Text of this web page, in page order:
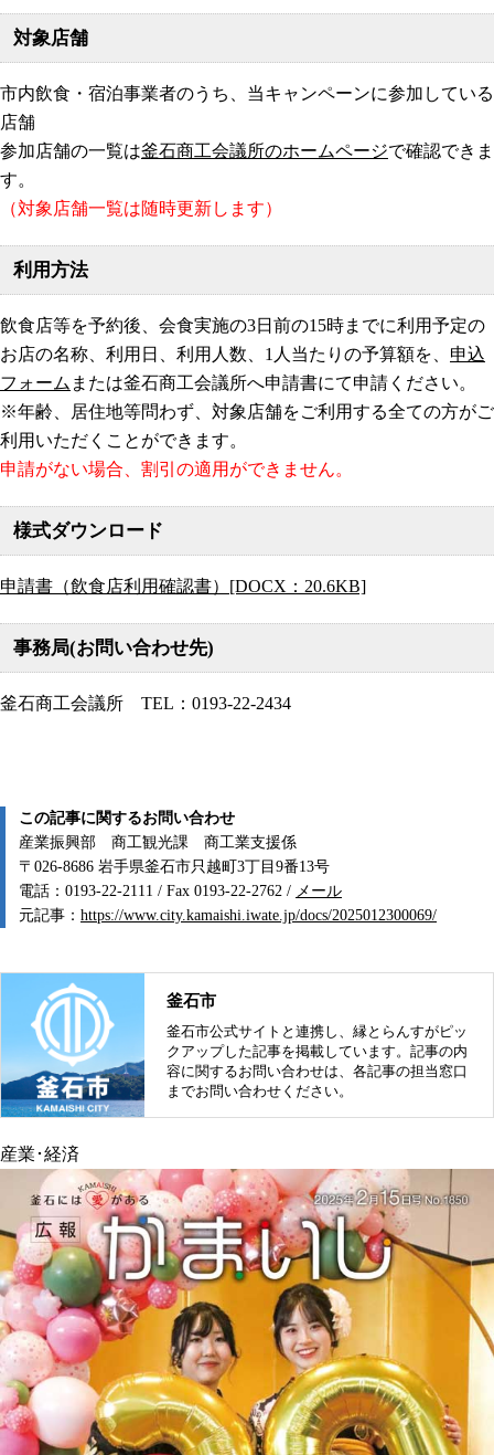
対象店舗
市内飲食・宿泊事業者のうち、当キャンペーンに参加している
店舗
参加店舗の一覧は釜石商工会議所のホームページで確認できま
す。
（対象店舗一覧は随時更新します）
利用方法
飲食店等を予約後、会食実施の3日前の15時までに利用予定の
お店の名称、利用日、利用人数、1人当たりの予算額を、 申込
フォーム または釜石商工会議所へ申請書にて申請ください。
※年齢、居住地等問わず、対象店舗をご利用する全ての方がご
利用いただくことができます。
申請がない場合、割引の適用ができません。
様式ダウンロード
申請書（飲食店利用確認書）[DOCX：20.6KB]
事務局(お問い合わせ先)
釜石商工会議所 TEL：0193-22-2434
この記事に関するお問い合わせ
産業振興部 商工観光課 商工業支援係
〒026-8686 岩手県釜石市只越町3丁目9番13号
電話：0193-22-2111 / Fax 0193-22-2762 / メール
元記事： https://www.city.kamaishi.iwate.jp/docs/2025012300069/
釜石市
釜石市公式サイトと連携し、縁とらんすがピッ
クアップした記事を掲載しています。記事の内
容に関するお問い合わせは、各記事の担当窓口
までお問い合わせください。
産業･経済